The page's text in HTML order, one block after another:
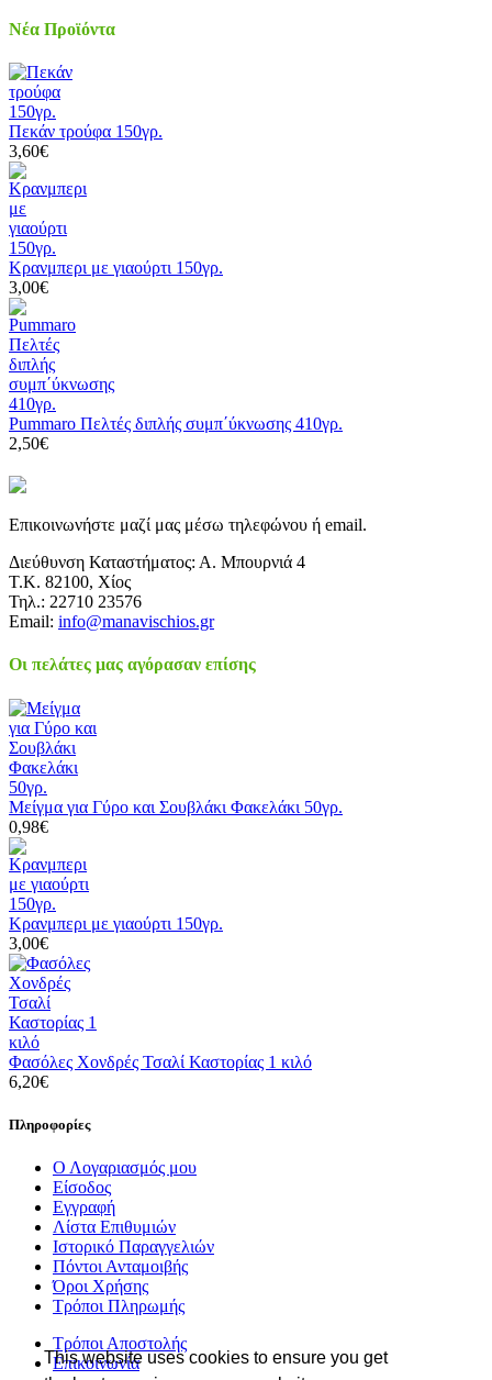
This website uses cookies to ensure you get
Νέα Προϊόντα
Πεκάν τρούφα 150γρ.
3,60€
Κρανμπερι με γιαούρτι 150γρ.
3,00€
Pummaro Πελτές διπλής συμπ΄ύκνωσης 410γρ.
2,50€
Επικοινωνήστε μαζί μας μέσω τηλεφώνου ή email.
Διεύθυνση Καταστήματος: Α. Μπουρνιά 4
Τ.Κ. 82100, Χίος
Τηλ.: 22710 23576
Email: info@manavischios.gr
Οι πελάτες μας αγόρασαν επίσης
Μείγμα για Γύρο και Σουβλάκι Φακελάκι 50γρ.
0,98€
Κρανμπερι με γιαούρτι 150γρ.
3,00€
Φασόλες Χονδρές Τσαλί Καστορίας 1 κιλό
6,20€
Πληροφορίες
Ο Λογαριασμός μου
Είσοδος
Εγγραφή
Λίστα Επιθυμιών
Ιστορικό Παραγγελιών
Πόντοι Ανταμοιβής
Όροι Χρήσης
Τρόποι Πληρωμής
Τρόποι Αποστολής
Επικοινωνία